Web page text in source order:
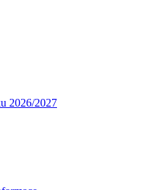
2026/2027